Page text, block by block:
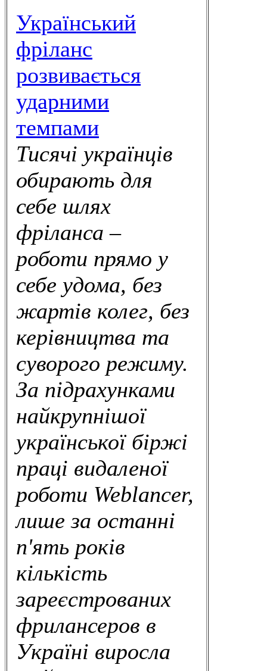
Український
фріланс
розвивається
ударними
темпами
Тисячі українців
обирають для
себе шлях
фріланса –
роботи прямо у
себе удома, без
жартів колег, без
керівництва та
суворого режиму.
За підрахунками
найкрупнішої
української біржі
праці видаленої
роботи Weblancer,
лише за останні
п'ять років
кількість
зареєстрованих
фрилансеров в
Україні виросла